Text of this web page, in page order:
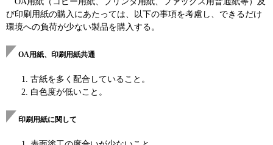
び印刷用紙の購入にあたっては、以下の事項を考慮し、できるだけ
環境への負荷が少ない製品を購入する。
OA用紙、印刷用紙共通
古紙を多く配合していること。
白色度が低いこと。
印刷用紙に関して